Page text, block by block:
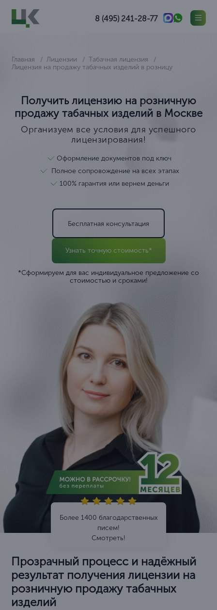
8 (495) 241-28-77
Главная Лицензии
Табачная лицензия
Лицензия на продажу табачных изделий в розницу
Получить лицензию на розничную
продажу табачных изделий в Москве
Организуем все условия для успешного
лицензирования!
Оформление документов под ключ
Полное сопровождение на всех этапах
100% гарантия или вернем деньги
Бесплатная консультация
Узнать точную стоимость*
*Сформируем для вас индивидуальное предложение со
стоимостью и сроками!
Более 1400 благодарственных
писем!
Смотреть!
Прозрачный процесс и надёжный
результат получения лицензии на
розничную продажу табачных
изделий